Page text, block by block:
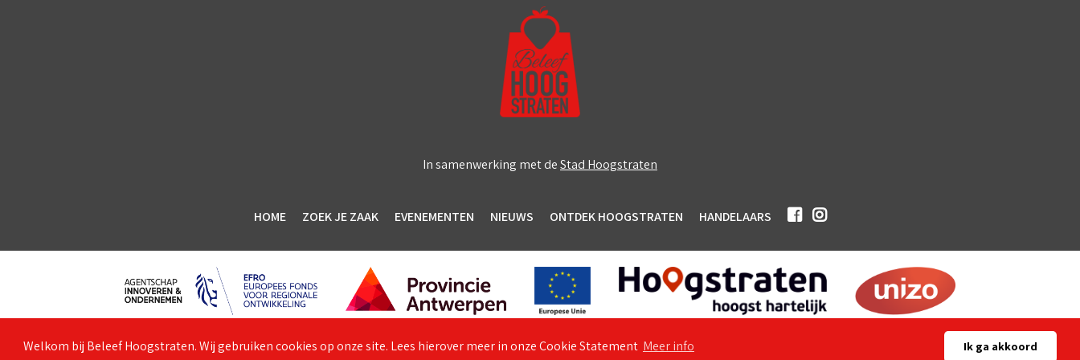
Welkom bij Beleef Hoogstraten. Wij gebruiken cookies op onze site. Lees hierover meer in onze Cookie Statement Meer info Ik ga akkoord
In samenwerking met deStad Hoogstraten
HOME ZOEK JE ZAAK EVENEMENTEN NIEUWS ONTDEK HOOGSTRATEN HANDELAARS
© 2026 Unizo Hoogstraten Algemene voorwaarden